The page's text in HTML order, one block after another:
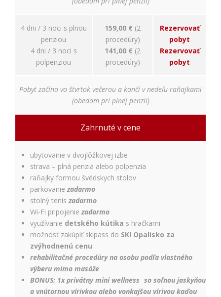
4 dni / 3 noci s plnou
penziou
4 dni / 3 noci s
polpenziou
159,00 € (2
procedúry)
141,00 € (2
procedúry)
Rezervovať
pobyt
Rezervovať
pobyt
Pobyt začína vo štvrtok večerou a končí v nedeľu raňajkami
(obedom pri plnej penzii)
Zahrnuté v cene
ubytovanie v dvojlôžkovej izbe
strava – plná penzia alebo polpenzia
raňajky formou švédskych stolov
parkovaniezadarmo
stolný teniszadarmo
Wi-Fi pripojeniezadarmo
využívanie detského kútika s hračkami
možnosť zakúpiť skipass do SKI Opalisko za
zvýhodnenú cenu
rehabilitačné procedúry na osobu podľa vlastného
výberu mimo masáže
BONUS: 1x privátny mini wellness so soľnou jaskyňou
a vnútornou vírivkou alebo vonkajšou vírivou kaďou
reklamných
kampaní. Tieto
cookies môžu byť
nastavené aj
partnermi, ako je
zobrazovanie
personalizovaných
základ: súhlas